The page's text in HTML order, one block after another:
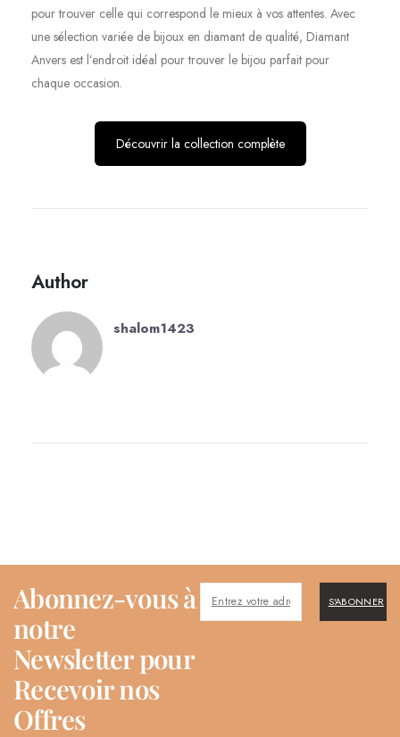
pour trouver celle qui correspond le mieux à vos attentes. Avec
une sélection variée de bijoux en diamant de qualité, Diamant
Anvers est l’endroit idéal pour trouver le bijou parfait pour
chaque occasion.
Découvrir la collection complète
Author
shalom1423
Abonnez-vous à
notre
Newsletter pour
Recevoir nos
Offres
S'ABONNER